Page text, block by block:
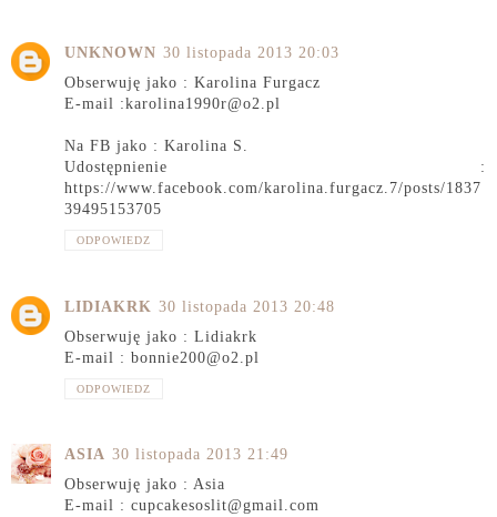
UNKNOWN 30 listopada 2013 20:03
Obserwuję jako : Karolina Furgacz
E-mail :karolina1990r@o2.pl
Na FB jako : Karolina S.
Udostępnienie :
https://www.facebook.com/karolina.furgacz.7/posts/1837
39495153705
ODPOWIEDZ
LIDIAKRK 30 listopada 2013 20:48
Obserwuję jako : Lidiakrk
E-mail : bonnie200@o2.pl
ODPOWIEDZ
ASIA 30 listopada 2013 21:49
Obserwuję jako : Asia
E-mail : cupcakesoslit@gmail.com